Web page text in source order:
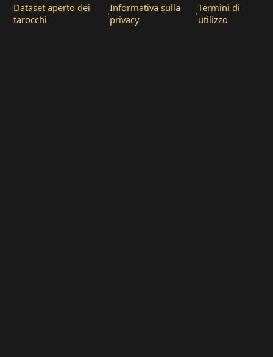
Dataset aperto dei
tarocchi
·Informativa sulla
privacy
·Termini di
utilizzo